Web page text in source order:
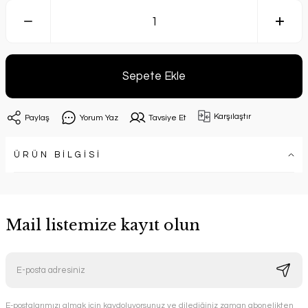
Sepete Ekle
Paylaş Yorum Yaz Tavsiye Et Karşılaştır
ÜRÜN BİLGİSİ
Mail listemize kayıt olun
E-postalarımızı almak için kaydoluyorsunuz ve dilediğiniz zaman abonelikten